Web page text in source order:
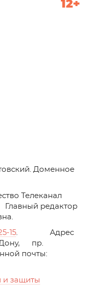
12+
Доменное
Телеканал
редактор
15 . Адрес
Дону, пр.
почты:
и защиты